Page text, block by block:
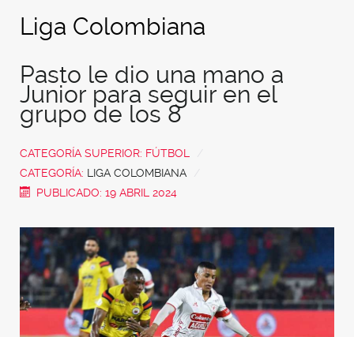
Liga Colombiana
Pasto le dio una mano a
Junior para seguir en el
grupo de los 8
CATEGORÍA SUPERIOR: FÚTBOL
CATEGORÍA: LIGA COLOMBIANA
PUBLICADO: 19 ABRIL 2024